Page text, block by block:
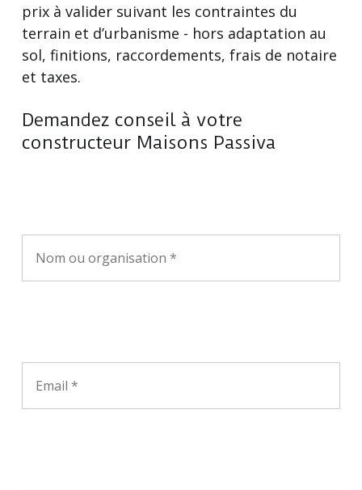
prix à valider suivant les contraintes du
terrain et d’urbanisme - hors adaptation au
sol, finitions, raccordements, frais de notaire
et taxes.
Demandez conseil à votre
constructeur Maisons Passiva